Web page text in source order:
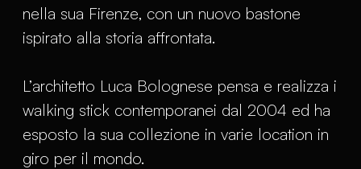
nella sua Firenze, con un nuovo bastone
ispirato alla storia affrontata.
L’architetto Luca Bolognese pensa e realizza i
walking stick contemporanei dal 2004 ed ha
esposto la sua collezione in varie location in
giro per il mondo.